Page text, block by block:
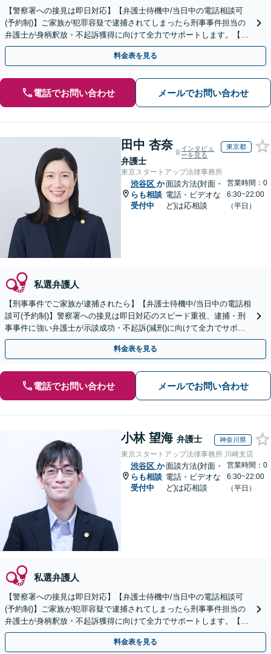
【警察署への接見は即日対応】【弁護士待機中/当日中の電話相談可
(予約制)】ご家族が犯罪容疑で逮捕されてしまったら刑事事件担当の
弁護士が身柄釈放・不起訴獲得に向けて全力でサポートします。【毎
月100名以上の相談実績】【関東エリア全域対応】
料金表を見る
電話でお問い合わせ メールでお問い合わせ
田中 杏奈
弁護士
インタビュ
ーを見る
東京都
東京スタートアップ法律事務所
渋谷区 か
らも相談
受付中
面談方法(対面・
電話・ビデオな
ど)は応相談
営業時間：0
6:30~22:00
（平日）
私選弁護人
【刑事事件でご家族が逮捕されたら】【弁護士待機中/当日中の電話相
談可(予約制)】警察署への接見は即日対応のスピード重視、逮捕・刑
事事件に強い弁護士が示談成功・不起訴(減刑)に向けて全力でサポー
トします。【加害者側の相談専門】
料金表を見る
電話でお問い合わせ メールでお問い合わせ
小林 望海 弁護士 神奈川県
東京スタートアップ法律事務所 川崎支店
渋谷区 か
らも相談
受付中
面談方法(対面・
電話・ビデオな
ど)は応相談
営業時間：0
6:30~22:00
（平日）
私選弁護人
【警察署への接見は即日対応】【弁護士待機中/当日中の電話相談可
(予約制)】ご家族が犯罪容疑で逮捕されてしまったら刑事事件担当の
弁護士が身柄釈放・不起訴獲得に向けて全力でサポートします。【毎
月100名以上の相談実績】【関東エリア全域対応】
料金表を見る